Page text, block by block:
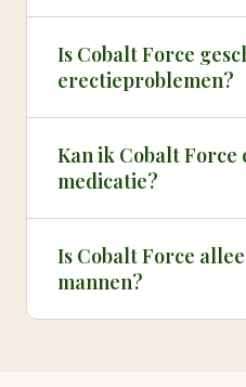
Is Cobalt Force
erectieproblemen?
Kan ik Cobalt Force
medicatie?
Is Cobalt Force
mannen?